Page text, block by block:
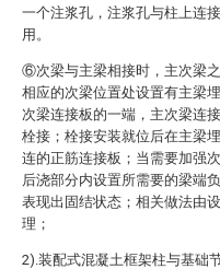
一个注浆孔，注浆孔与柱上连
用。
⑥次梁与主梁相接时，主次梁
相应的次梁位置处设置有主梁
次梁连接板的一端，主次梁连
栓接；栓接安装就位后在主梁
连的正筋连接板；当需要加强
后浇部分内设置所需要的梁端
表现出固结状态；相关做法由
理；
2).装配式混凝土框架柱与基础